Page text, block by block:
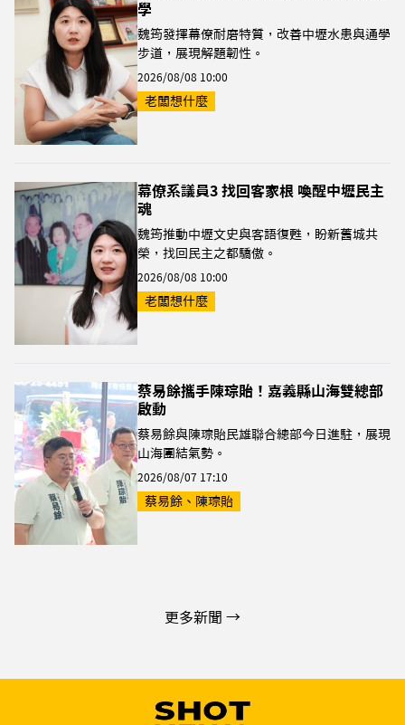
學
魏筠發揮幕僚耐磨特質，改善中壢水患與通學
步道，展現解題韌性。
2026/08/08 10:00
老闆想什麼
幕僚系議員3 找回客家根 喚醒中壢民主
魂
魏筠推動中壢文史與客語復甦，盼新舊城共
榮，找回民主之都驕傲。
2026/08/08 10:00
老闆想什麼
蔡易餘攜手陳琮貽！嘉義縣山海雙總部
啟動
蔡易餘與陳琮貽民雄聯合總部今日進駐，展現
山海團結氣勢。
2026/08/07 17:10
蔡易餘、陳琮貽
更多新聞 →